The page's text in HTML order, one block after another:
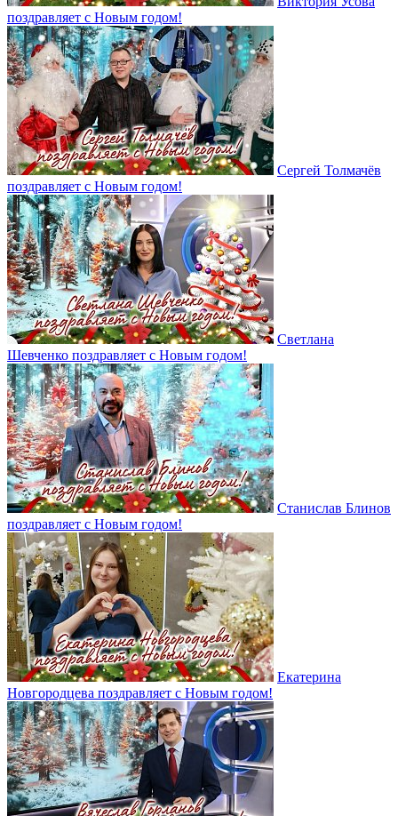
поздравляет с Новым годом!
Сергей Толмачёв
поздравляет с Новым годом!
Светлана
Шевченко поздравляет с Новым годом!
Станислав Блинов
поздравляет с Новым годом!
Екатерина
Новгородцева поздравляет с Новым годом!